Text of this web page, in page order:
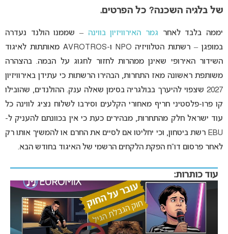
של בלגיה השכנה? כל הפרטים.
יממה בלבד לאחר גמר האירוויזיון בווינה – שממנו הולנד נעדרה
במופגן – רשתות הטלוויזיה NPO ו-AVROTROS מאותתות לאיגוד
השידור האירופי שאינן ממהרות לחזור לחגוג על הבמה. בהצהרה
משותפת ראשונה מאז התחרות, הבהירו הרשתות כי עתידן באירוויזיון
2027 שצפוי להיערך בבולגריה בסימן שאלה ענק. ההולנדים, שהובילו
קו פרו-פלסטיני חריף מאחורי הקלעים וסירבו לשלוח נציג לווינה כל
עוד ישראל חלק מהתחרות, מבהירים כעת כי אין בכוונתם להעניק ל-
EBU רשת ביטחון, וכי יחליטו אם לסיים את החרם או להמשיך אותו רק
לאחר פרסום דו”ח הפקת הלקחים הרשמי של האיגוד בחודש הבא.
עוד כותרות: